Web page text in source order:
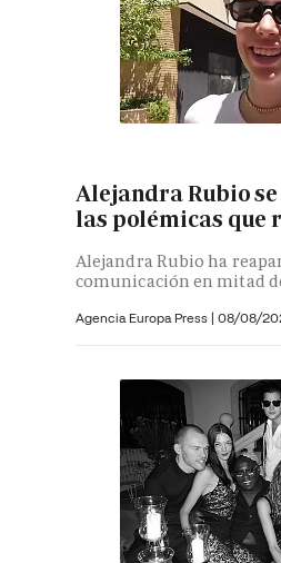
Alejandra Rubio
las polémicas que
Alejandra Rubio ha
comunicación en mitad
Agencia Europa Press | 08/08/